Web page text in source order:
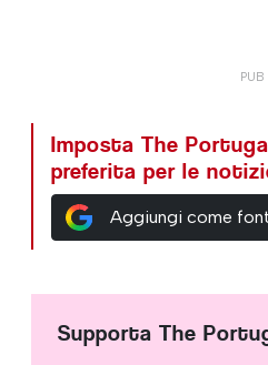
Imposta The
preferita per le
Aggiungi come
Supporta The